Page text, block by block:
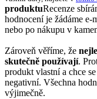
produktuRecenze
hodnocení je žádáme e-
nebo po nákupu v
Zároveň věříme, že
skutečně používají.
produkt vlastní a chce
negativní. Všechna
výjimečně.